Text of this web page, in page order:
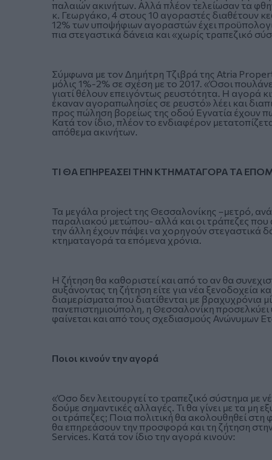
παλαιών ακινήτων. Αλλά πλέον τελείωσαν τα
κ. Γεωργάκο, 4 στους 10 αγοραστές διαθέτουν
12% των υποψήφιων αγοραστών έχει
πια στεγαστικά δάνεια και «χωρίς τραπεζικό
Σύμφωνα με τον Δημήτρη Τζιβρά της Atria
μόλις 1%-2% σε σχέση με το 2017. «Όσοι
γιατί θέλουν επειγόντως ρευστότητα. Η αγορά
έκαναν αγοραπωλησίες σε ρευστό» λέει και
προς πώληση βορείως της οδού Εγνατία έχουν
Κατά τον ίδιο, πλέον το ενδιαφέρον
απόθεμα ακινήτων.
ΤΙ ΘΑ ΕΠΗΡΕΑΣΕΙ ΤΗΝ ΚΤΗΜΑΤΑΓΟΡΑ ΤΑ
Τα μεγάλα project της Θεσσαλονίκης –μετρό,
παραλιακού μετώπου- αλλά και οι τράπεζες
την άλλη έχουν πάψει να χορηγούν στεγαστικά
κτηματαγορά τα επόμενα χρόνια.
Η ζήτηση θα καθοριστεί και από το αν θα
αυξάνοντας τη ζήτηση είτε για νέα ξενοδοχεία
διαμερίσματα που διατίθενται με
πανεπιστημιούπολη, η Θεσσαλονίκη
φαίνεται και από τους σχεδιασμούς Ανώνυμων
Ποιοι κινούν την αγορά
«Όσο δεν λειτουργεί το τραπεζικό σύστημα με
δούμε σημαντικές αλλαγές. Τι θα γίνει με τα μη
οι τράπεζες; Ποια πολιτική θα ακολουθηθεί
θα επηρεάσουν την προσφορά και τη ζήτηση
Services. Kατά τον ίδιο την αγορά κινούν: